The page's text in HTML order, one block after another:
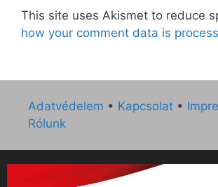
This site uses Akismet to reduce
how your comment data is
Adatvédelem • Kapcsolat •
Rólunk